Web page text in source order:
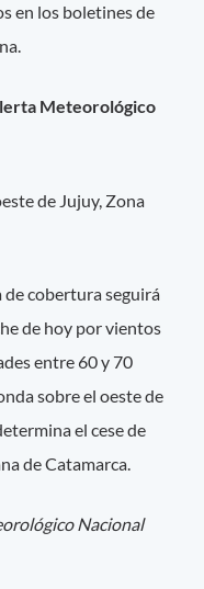
en los boletines de
Meteorológico
de Jujuy, Zona
de cobertura seguirá
de hoy por vientos
entre 60 y 70
sobre el oeste de
el cese de
de Catamarca.
Nacional